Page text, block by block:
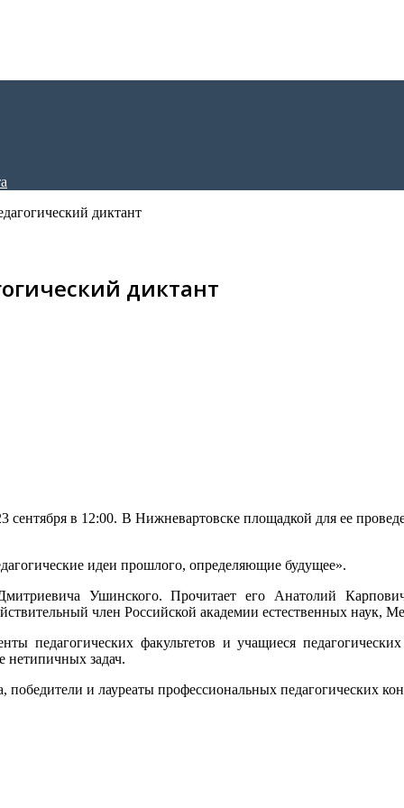
диктант
диктант
сентября в 12:00. В Нижневартовске площадкой для ее
идеи прошлого, определяющие будущее».
Ушинского. Прочитает его Анатолий
член Российской академии естественных наук,
педагогических факультетов и учащиеся
нетипичных задач.
победители и лауреаты профессиональных педагогических